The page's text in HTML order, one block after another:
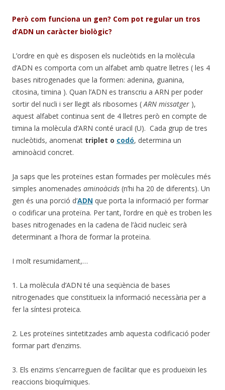
Però com funciona un gen? Com pot regular un tros
d’ADN un caràcter biològic?
L’ordre en què es disposen els nucleòtids en la molècula
d’ADN es comporta com un alfabet amb quatre lletres ( les 4
bases nitrogenades que la formen: adenina, guanina,
citosina, timina ). Quan l’ADN es transcriu a ARN per poder
sortir del nucli i ser llegit als ribosomes ( ARN missatger ),
aquest alfabet continua sent de 4 lletres però en compte de
timina la molècula d’ARN conté uracil (U). Cada grup de tres
nucleòtids, anomenat triplet o codó, determina un
aminoàcid concret.
Ja saps que les proteïnes estan formades per molècules més
simples anomenades aminoàcids (n’hi ha 20 de diferents). Un
gen és una porció d’ADN que porta la informació per formar
o codificar una proteïna. Per tant, l’ordre en què es troben les
bases nitrogenades en la cadena de l’àcid nucleic serà
determinant a l’hora de formar la proteïna.
I molt resumidament,…
1. La molècula d’ADN té una seqüència de bases
nitrogenades que constitueix la informació necessària per a
fer la síntesi proteica.
2. Les proteïnes sintetitzades amb aquesta codificació poder
formar part d’enzims.
3. Els enzims s’encarreguen de facilitar que es produeixin les
reaccions bioquímiques.